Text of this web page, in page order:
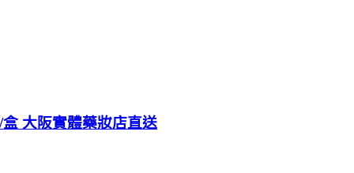
大阪實體藥妝店直送